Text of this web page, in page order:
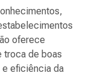
oferece
troca de boas
e eficiência da